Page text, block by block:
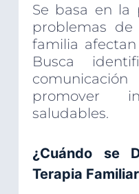
Se basa en la
problemas
familia
Busca
promover
saludables.
¿Cuándo se
Terapia